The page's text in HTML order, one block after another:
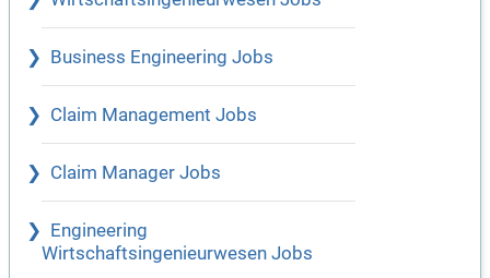
Business Engineering Jobs
Claim Management Jobs
Claim Manager Jobs
Engineering
Wirtschaftsingenieurwesen Jobs